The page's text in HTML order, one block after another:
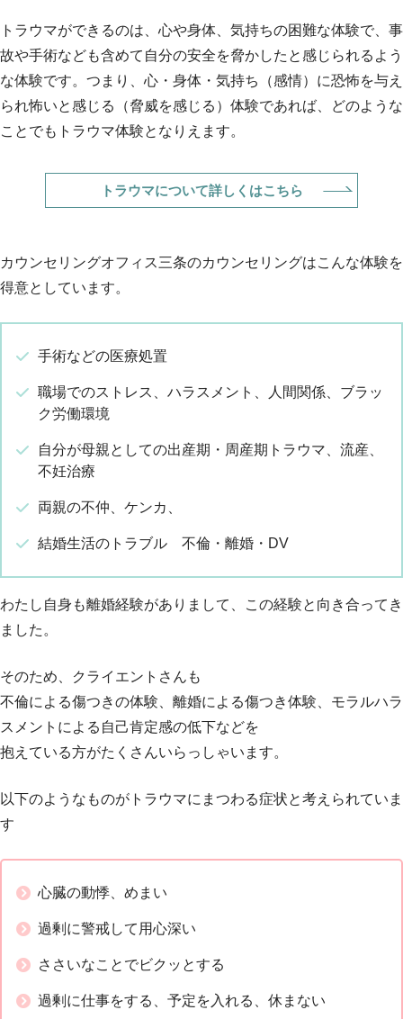
トラウマができるのは、心や身体、気持ちの困難な体験で、事
故や手術なども含めて自分の安全を脅かしたと感じられるよう
な体験です。つまり、心・身体・気持ち（感情）に恐怖を与え
られ怖いと感じる（脅威を感じる）体験であれば、どのような
ことでもトラウマ体験となりえます。
トラウマについて詳しくはこちら
カウンセリングオフィス三条のカウンセリングはこんな体験を
得意としています。
手術などの医療処置
職場でのストレス、ハラスメント、人間関係、ブラッ
ク労働環境
自分が母親としての出産期・周産期トラウマ、流産、
不妊治療
両親の不仲、ケンカ、
結婚生活のトラブル 不倫・離婚・DV
わたし自身も離婚経験がありまして、この経験と向き合ってき
ました。
そのため、クライエントさんも
不倫による傷つきの体験、離婚による傷つき体験、モラルハラ
スメントによる自己肯定感の低下などを
抱えている方がたくさんいらっしゃいます。
以下のようなものがトラウマにまつわる症状と考えられていま
す
心臓の動悸、めまい
過剰に警戒して用心深い
ささいなことでビクッとする
過剰に仕事をする、予定を入れる、休まない